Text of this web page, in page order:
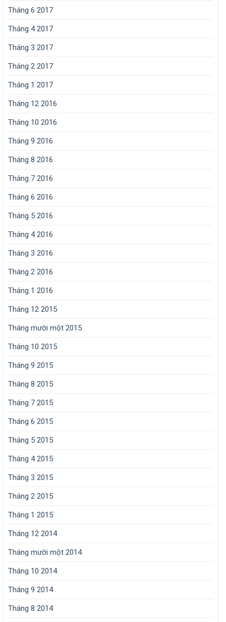
Tháng 6 2017
Tháng 4 2017
Tháng 3 2017
Tháng 2 2017
Tháng 1 2017
Tháng 12 2016
Tháng 10 2016
Tháng 9 2016
Tháng 8 2016
Tháng 7 2016
Tháng 6 2016
Tháng 5 2016
Tháng 4 2016
Tháng 3 2016
Tháng 2 2016
Tháng 1 2016
Tháng 12 2015
Tháng mười một 2015
Tháng 10 2015
Tháng 9 2015
Tháng 8 2015
Tháng 7 2015
Tháng 6 2015
Tháng 5 2015
Tháng 4 2015
Tháng 3 2015
Tháng 2 2015
Tháng 1 2015
Tháng 12 2014
Tháng mười một 2014
Tháng 10 2014
Tháng 9 2014
Tháng 8 2014